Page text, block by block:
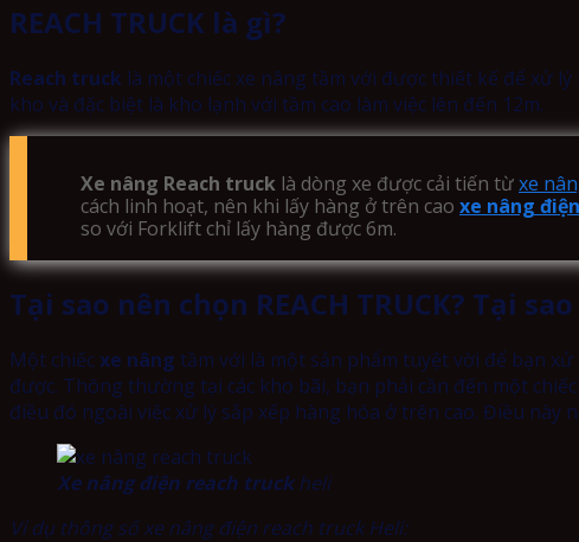
REACH TRUCK là gì?
Reach truck là một chiếc xe nâng tầm với được thiết kế để xử
kho và đặc biệt là kho lạnh với tầm cao làm việc lên đến 12m.
Xe nâng Reach truck là dòng xe được cải tiến từxe
cách linh hoạt, nên khi lấy hàng ở trên cao xe nâng
so với Forklift chỉ lấy hàng được 6m.
Tại sao nên chọn REACH TRUCK? Tại
Một chiếcxe nâng tầm với là một sản phẩm tuyệt vời để bạn
được. Thông thường tại các kho bãi, bạn phải cần đến một
điều đó ngoài việc xử lý sắp xếp hàng hóa ở trên cao. Điều
Xe nâng điện reach truckheli
Ví dụ thông số xe nâng điện reach truck Heli: